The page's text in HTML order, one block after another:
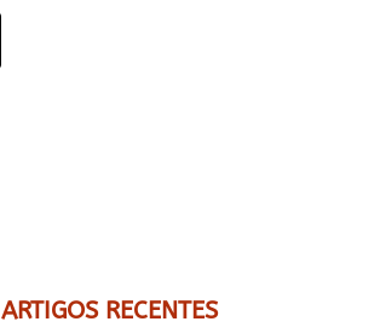
ARTIGOS RECENTES